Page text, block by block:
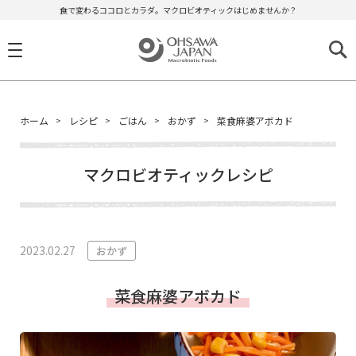
食で変わるココロとカラダ。マクロビオティックはじめませんか？
ホーム レシピ ごはん おかず 菜食麻婆アボカド
マクロビオティックレシピ
2023.02.27 おかず
菜食麻婆アボカド